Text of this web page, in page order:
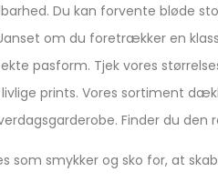
Du kan forvente bløde
om du foretrækker en
pasform. Tjek vores
prints. Vores sortiment
Finder du den
som smykker og sko for, at